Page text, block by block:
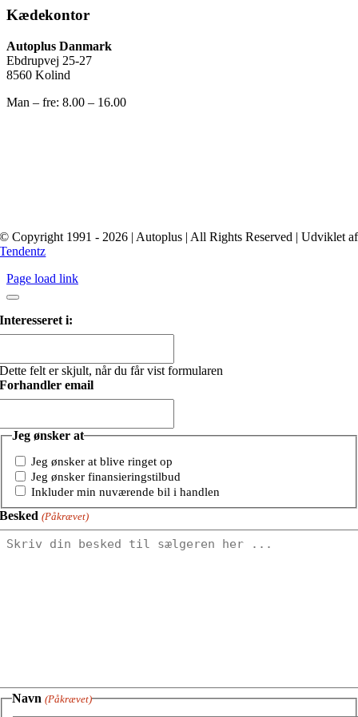
Kædekontor
Autoplus Danmark
Ebdrupvej 25-27
8560 Kolind
Man – fre: 8.00 – 16.00
© Copyright 1991 - 2026 | Autoplus | All Rights Reserved | Udviklet af
Tendentz
Page load link
Interesseret i:
Dette felt er skjult, når du får vist formularen
Forhandler email
Jeg ønsker at
Jeg ønsker at blive ringet op
Jeg ønsker finansieringstilbud
Inkluder min nuværende bil i handlen
Besked (Påkrævet)
Navn (Påkrævet)